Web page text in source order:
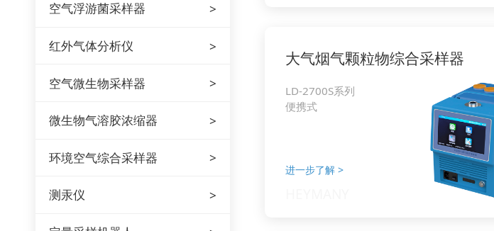
空气浮游菌采样器
红外气体分析仪
空气微生物采样器
微生物气溶胶浓缩器
环境空气综合采样器
测汞仪
大气烟气颗粒物综合采样器
LD-2700S系列
便携式
进一步了解 >